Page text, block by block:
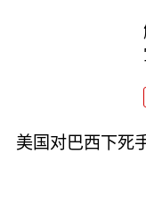
美国对巴西下死